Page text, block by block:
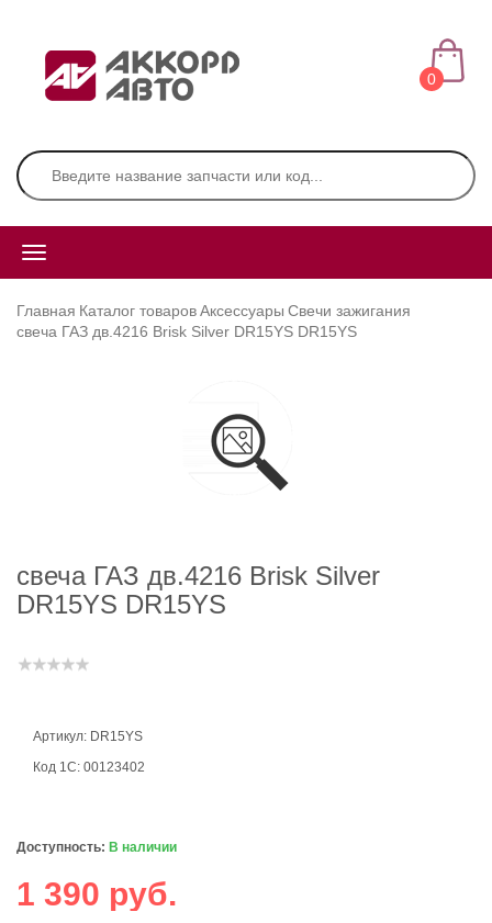
0
Главная Каталог товаровАксессуары Свечи зажигания
свеча ГАЗ дв.4216 Brisk Silver DR15YS DR15YS
свеча ГАЗ дв.4216 Brisk Silver
DR15YS DR15YS
Артикул: DR15YS
Код 1С: 00123402
Доступность: В наличии
1 390 руб.